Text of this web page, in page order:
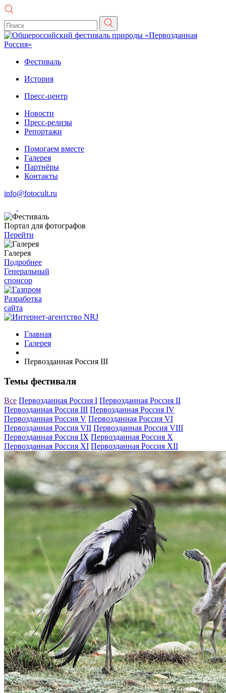
Фестиваль
История
Пресс-центр
Новости
Пресс-релизы
Репортажи
Помогаем вместе
Галерея
Партнёры
Контакты
info@fotocult.ru
Портал для фотографов
Перейти
Галерея
Подробнее
Генеральный
спонсор
Разработка
сайта
Главная
Галерея
Первозданная Россия III
Темы фестиваля
Все Первозданная Россия I Первозданная Россия II
Первозданная Россия III Первозданная Россия IV
Первозданная Россия V Первозданная Россия VI
Первозданная Россия VII Первозданная Россия VIII
Первозданная Россия IX Первозданная Россия X
Первозданная Россия XI Первозданная Россия XII